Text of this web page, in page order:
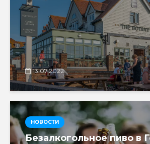
13.07.2022
НОВОСТИ
Безалкогольное пиво в